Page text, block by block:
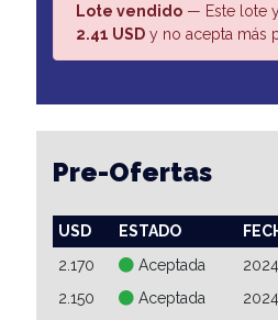
Lote vendido — Este lote
2.41 USD y no acepta más
Pre-Ofertas
USD ESTADO
2.170
Aceptada
2.150
Aceptada